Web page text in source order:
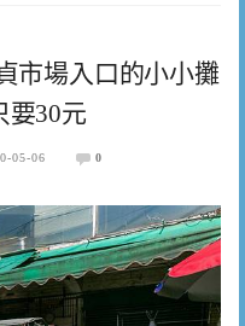
市場入口的小小攤
要30元
05-06 0